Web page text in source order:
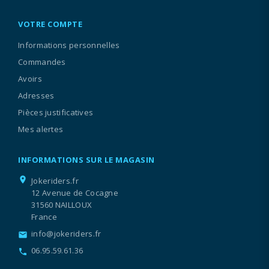
VOTRE COMPTE
Informations personnelles
Commandes
Avoirs
Adresses
Pièces justificatives
Mes alertes
INFORMATIONS SUR LE MAGASIN
location_on
Jokeriders.fr
12 Avenue de Cocagne
31560 NAILLOUX
France
email info@jokeriders.fr
call 06.95.59.61.36